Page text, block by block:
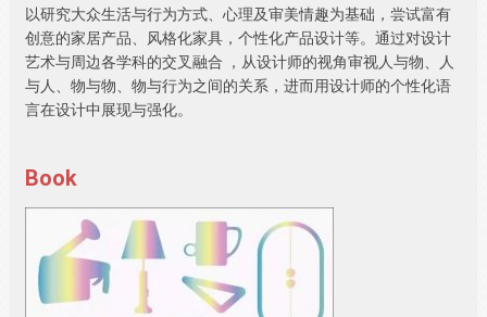
以研究大众生活与行为方式、心理及审美情趣为基础，尝试富有
创意的家居产品、风格化家具，个性化产品设计等。通过对设计
艺术与周边各学科的交叉融合 ，从设计师的视角审视人与物、人
与人、物与物、物与行为之间的关系，进而用设计师的个性化语
言在设计中展现与强化。
Book